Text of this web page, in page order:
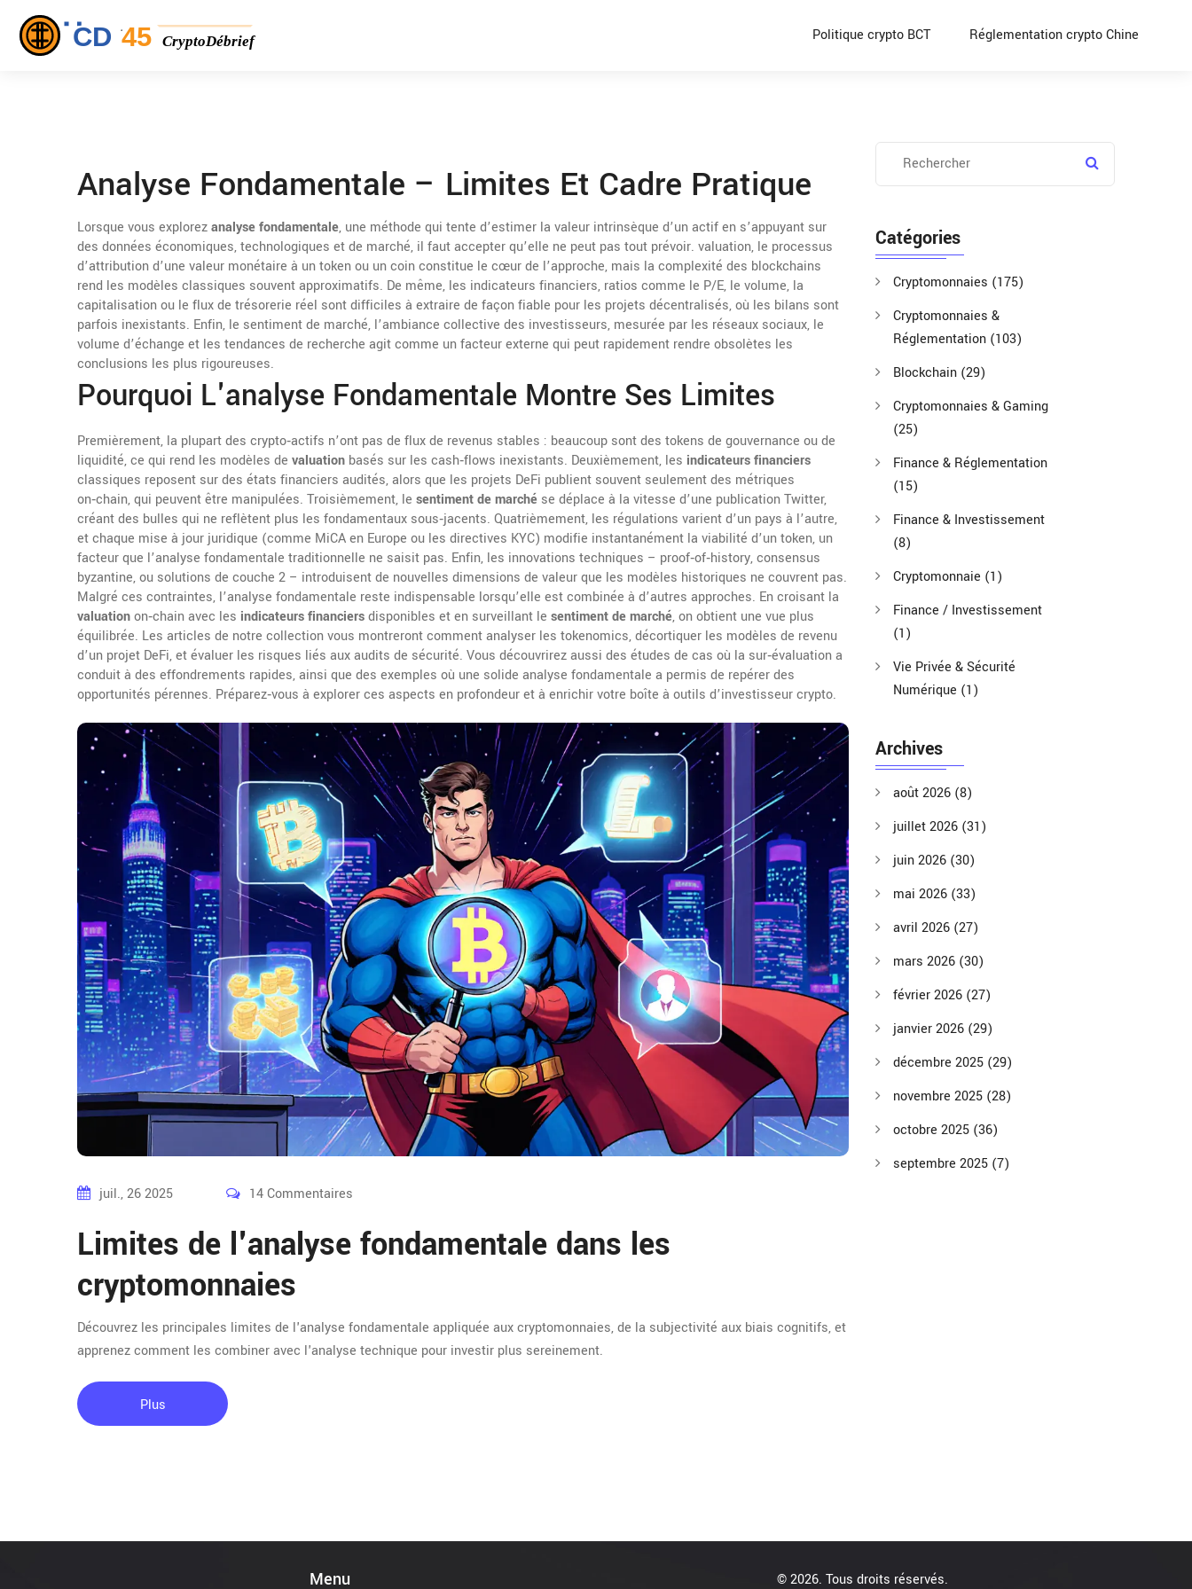
Politique crypto BCT Réglementation crypto Chine
Analyse Fondamentale – Limites Et Cadre Pratique
Lorsque vous explorezanalyse fondamentale, une méthode qui tente d’estimer la valeur intrinsèque d’un actif en s’appuyant sur
des données économiques, technologiques et de marché, il faut accepter qu’elle ne peut pas tout prévoir. valuation, le processus
d’attribution d’une valeur monétaire à un token ou un coinconstitue le cœur de l’approche, mais la complexité des blockchains
rend les modèles classiques souvent approximatifs. De même, les indicateurs financiers, ratios comme le P/E, le volume, la
capitalisation ou le flux de trésorerie réel sont difficiles à extraire de façon fiable pour les projets décentralisés, où les bilans sont
parfois inexistants. Enfin, le sentiment de marché, l’ambiance collective des investisseurs, mesurée par les réseaux sociaux, le
volume d’échange et les tendances de recherche agit comme un facteur externe qui peut rapidement rendre obsolètes les
conclusions les plus rigoureuses.
Pourquoi L'analyse Fondamentale Montre Ses Limites
Premièrement, la plupart des crypto‑actifs n’ont pas de flux de revenus stables : beaucoup sont des tokens de gouvernance ou de
liquidité, ce qui rend les modèles de valuation basés sur les cash‑flows inexistants. Deuxièmement, les indicateurs financiers
classiques reposent sur des états financiers audités, alors que les projets DeFi publient souvent seulement des métriques
on‑chain, qui peuvent être manipulées. Troisièmement, le sentiment de marché se déplace à la vitesse d’une publication Twitter,
créant des bulles qui ne reflètent plus les fondamentaux sous‑jacents. Quatrièmement, les régulations varient d’un pays à l’autre,
et chaque mise à jour juridique (comme MiCA en Europe ou les directives KYC) modifie instantanément la viabilité d’un token, un
facteur que l’analyse fondamentale traditionnelle ne saisit pas. Enfin, les innovations techniques – proof‑of‑history, consensus
byzantine, ou solutions de couche 2 – introduisent de nouvelles dimensions de valeur que les modèles historiques ne couvrent pas.
Malgré ces contraintes, l’analyse fondamentale reste indispensable lorsqu’elle est combinée à d’autres approches. En croisant la
valuationon‑chain avec les indicateurs financiersdisponibles et en surveillant le sentiment de marché, on obtient une vue plus
équilibrée. Les articles de notre collection vous montreront comment analyser les tokenomics, décortiquer les modèles de revenu
d’un projet DeFi, et évaluer les risques liés aux audits de sécurité. Vous découvrirez aussi des études de cas où la sur‑évaluation a
conduit à des effondrements rapides, ainsi que des exemples où une solide analyse fondamentale a permis de repérer des
opportunités pérennes. Préparez‑vous à explorer ces aspects en profondeur et à enrichir votre boîte à outils d’investisseur crypto.
juil., 26 2025 14 Commentaires
Limites de l'analyse fondamentale dans les
cryptomonnaies
Découvrez les principales limites de l'analyse fondamentale appliquée aux cryptomonnaies, de la subjectivité aux biais cognitifs, et
apprenez comment les combiner avec l'analyse technique pour investir plus sereinement.
Plus
Catégories
Cryptomonnaies (175)
Cryptomonnaies &
Réglementation (103)
Blockchain (29)
Cryptomonnaies & Gaming
(25)
Finance & Réglementation
(15)
Finance & Investissement
(8)
Cryptomonnaie (1)
Finance / Investissement
(1)
Vie Privée & Sécurité
Numérique (1)
Archives
août 2026 (8)
juillet 2026 (31)
juin 2026 (30)
mai 2026 (33)
avril 2026 (27)
mars 2026 (30)
février 2026 (27)
janvier 2026 (29)
décembre 2025 (29)
novembre 2025 (28)
octobre 2025 (36)
septembre 2025 (7)
Menu © 2026. Tous droits réservés.